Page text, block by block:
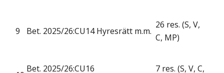
9 Bet. 2025/26:CU14 Hyresrätt m.m.
26 res. (S, V,
C, MP)
Bet. 2025/26:CU16 7 res. (S, V, C,